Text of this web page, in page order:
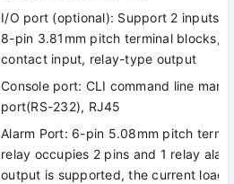
I/O port (optional): Support 2 inputs
8-pin 3.81mm pitch terminal blocks,
contact input, relay-type output
Console port: CLI command line
port(RS-232), RJ45
Alarm Port: 6-pin 5.08mm pitch
relay occupies 2 pins and 1 relay
output is supported, the current load